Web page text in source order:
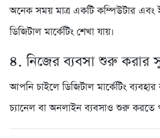
অনেক সময় মাত্র একটি কম্পিউটার এবং
ডিজিটাল মার্কেটিং শেখা যায়।
৪. নিজের ব্যবসা শুরু করার
আপনি চাইলে ডিজিটাল মার্কেটিং
চ্যানেল বা অনলাইন ব্যবসাও শুরু করতে